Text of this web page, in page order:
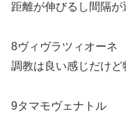
距離が伸びるし間隔
8ヴィヴラツィオーネ
調教は良い感じだけ
9タマモヴェナトル